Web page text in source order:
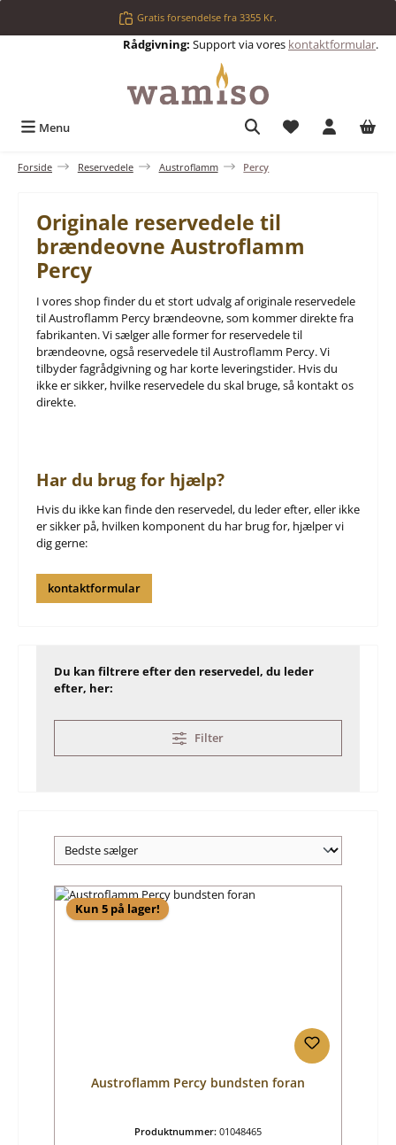
Gratis forsendelse fra 3355 Kr.
Rådgivning: Support via vores kontaktformular.
Menu Du har 0
Forside Reservedele Austroflamm Percy
Originale reservedele til
brændeovne Austroflamm
Percy
I vores shop finder du et stort udvalg af originale reservedele
til Austroflamm Percy brændeovne, som kommer direkte fra
fabrikanten. Vi sælger alle former for reservedele til
brændeovne, også reservedele til Austroflamm Percy. Vi
tilbyder fagrådgivning og har korte leveringstider. Hvis du
ikke er sikker, hvilke reservedele du skal bruge, så kontakt os
direkte.
Har du brug for hjælp?
Hvis du ikke kan finde den reservedel, du leder efter, eller ikke
er sikker på, hvilken komponent du har brug for, hjælper vi
dig gerne:
kontaktformular
Du kan filtrere efter den reservedel, du leder
efter, her:
Filter
Kun 5 på lager!
Austroflamm Percy bundsten foran
Produktnummer: 01048465